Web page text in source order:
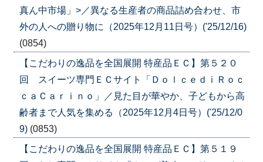
真ん中市場」>／異なる生産者の商品詰め合わせ、市
外の人への贈り物に（2025年12月11日号）('25/12/16)
(0854)
【こだわりの逸品を全国展開 特産品ＥＣ】第５２０
回 スイーツ専門ＥＣサイト「ＤｏｌｃｅｄｉＲｏｃ
ｃａＣａｒｉｎｏ」／見た目が華やか、子どもから高
齢者まで人気を集める（2025年12月4日号）('25/12/0
9) (0853)
【こだわりの逸品を全国展開 特産品ＥＣ】第５１９